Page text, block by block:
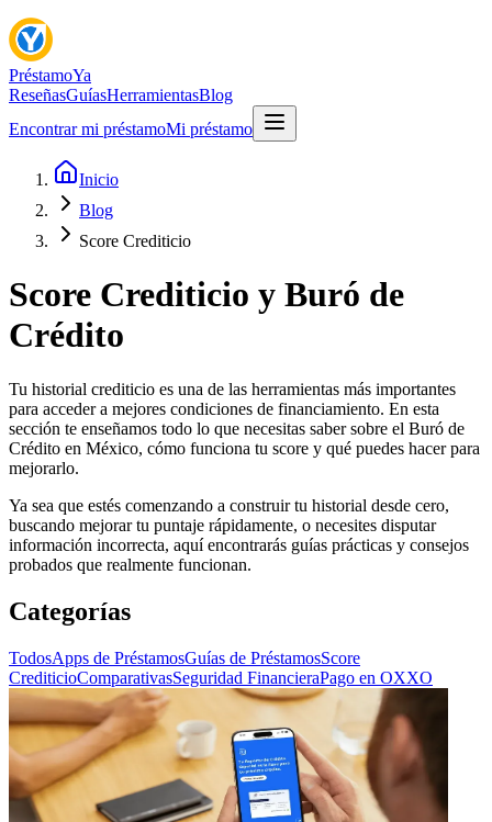
PréstamoYa
ReseñasGuíasHerramientasBlog
Encontrar mi préstamoMi préstamo
Inicio
Blog
Score Crediticio
Score Crediticio y Buró de
Crédito
Tu historial crediticio es una de las herramientas más importantes
para acceder a mejores condiciones de financiamiento. En esta
sección te enseñamos todo lo que necesitas saber sobre el Buró de
Crédito en México, cómo funciona tu score y qué puedes hacer para
mejorarlo.
Ya sea que estés comenzando a construir tu historial desde cero,
buscando mejorar tu puntaje rápidamente, o necesites disputar
información incorrecta, aquí encontrarás guías prácticas y consejos
probados que realmente funcionan.
Categorías
TodosApps de PréstamosGuías de PréstamosScore
CrediticioComparativasSeguridad FinancieraPago en OXXO